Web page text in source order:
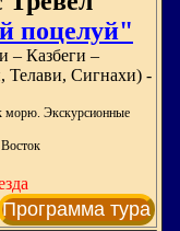
поцелуй"
– Казбеги –
Телави, Сигнахи) -
морю. Экскурсионные
Программа тура